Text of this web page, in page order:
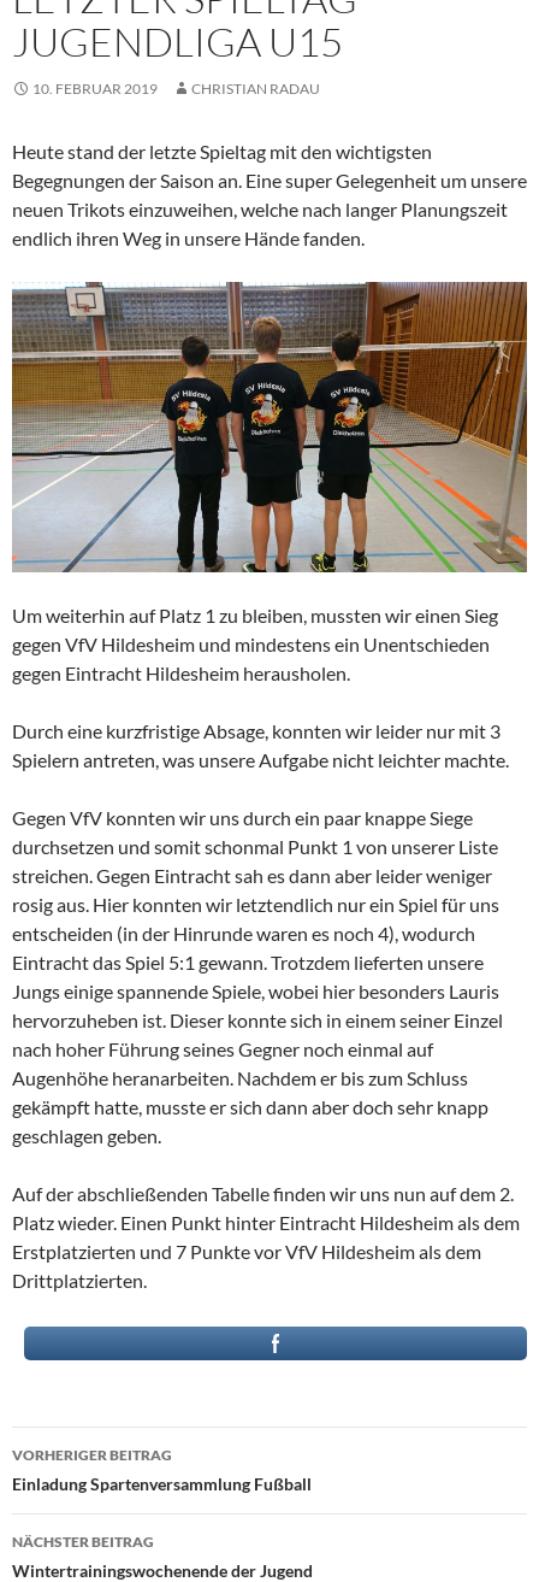
JUGENDLIGA U15
10. FEBRUAR 2019 CHRISTIAN RADAU
Heute stand der letzte Spieltag mit den wichtigsten
Begegnungen der Saison an. Eine super Gelegenheit um unsere
neuen Trikots einzuweihen, welche nach langer Planungszeit
endlich ihren Weg in unsere Hände fanden.
Um weiterhin auf Platz 1 zu bleiben, mussten wir einen Sieg
gegen VfV Hildesheim und mindestens ein Unentschieden
gegen Eintracht Hildesheim herausholen.
Durch eine kurzfristige Absage, konnten wir leider nur mit 3
Spielern antreten, was unsere Aufgabe nicht leichter machte.
Gegen VfV konnten wir uns durch ein paar knappe Siege
durchsetzen und somit schonmal Punkt 1 von unserer Liste
streichen. Gegen Eintracht sah es dann aber leider weniger
rosig aus. Hier konnten wir letztendlich nur ein Spiel für uns
entscheiden (in der Hinrunde waren es noch 4), wodurch
Eintracht das Spiel 5:1 gewann. Trotzdem lieferten unsere
Jungs einige spannende Spiele, wobei hier besonders Lauris
hervorzuheben ist. Dieser konnte sich in einem seiner Einzel
nach hoher Führung seines Gegner noch einmal auf
Augenhöhe heranarbeiten. Nachdem er bis zum Schluss
gekämpft hatte, musste er sich dann aber doch sehr knapp
geschlagen geben.
Auf der abschließenden Tabelle finden wir uns nun auf dem 2.
Platz wieder. Einen Punkt hinter Eintracht Hildesheim als dem
Erstplatzierten und 7 Punkte vor VfV Hildesheim als dem
Drittplatzierten.
Beitragsnavigation
VORHERIGER BEITRAG
Einladung Spartenversammlung Fußball
NÄCHSTER BEITRAG
Wintertrainingswochenende der Jugend